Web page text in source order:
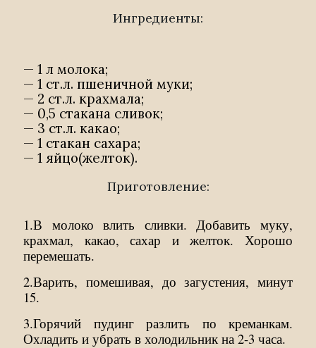
Ингредиенты:
— 1 л молока;
— 1 ст.л. пшеничной муки;
— 2 ст.л. крахмала;
— 0,5 стакана сливок;
— 3 ст.л. какао;
— 1 стакан сахара;
— 1 яйцо(желток).
Приготовление:
1.В молоко влить сливки. Добавить муку,
крахмал, какао, сахар и желток. Хорошо
перемешать.
2.Варить, помешивая, до загустения, минут
15.
3.Горячий пудинг разлить по креманкам.
Охладить и убрать в холодильник на 2-3 часа.